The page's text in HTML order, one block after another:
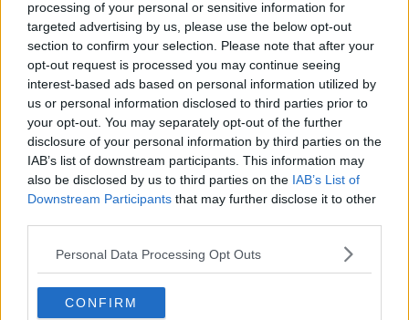
processing of your personal or sensitive information for
targeted advertising by us, please use the below opt-out
section to confirm your selection. Please note that after your
opt-out request is processed you may continue seeing
interest-based ads based on personal information utilized by
us or personal information disclosed to third parties prior to
your opt-out. You may separately opt-out of the further
disclosure of your personal information by third parties on the
IAB’s list of downstream participants. This information may
also be disclosed by us to third parties on the IAB’s List of
Downstream Participants that may further disclose it to other
Personal Data Processing Opt Outs
CONFIRM
Lançamento do pack de botas Skechers "Ignite"
outono 2024
OFICIAL 0 5 de Nov de 2024